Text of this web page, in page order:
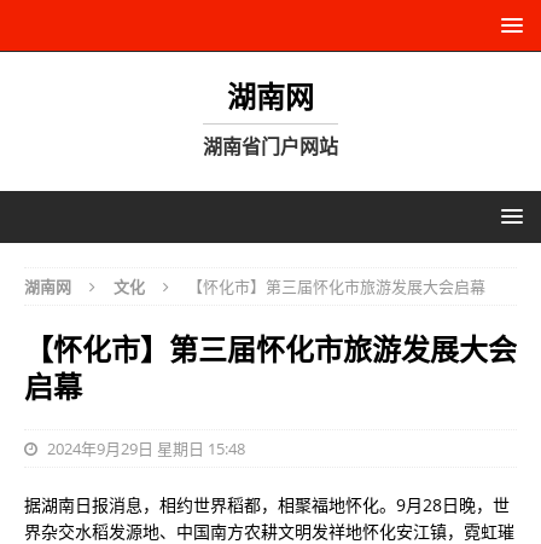
湖南网
湖南省门户网站
湖南网 文化 【怀化市】第三届怀化市旅游发展大会启幕
【怀化市】第三届怀化市旅游发展大会
启幕
2024年9月29日 星期日 15:48
据湖南日报消息，相约世界稻都，相聚福地怀化。9月28日晚，世
界杂交水稻发源地、中国南方农耕文明发祥地怀化安江镇，霓虹璀